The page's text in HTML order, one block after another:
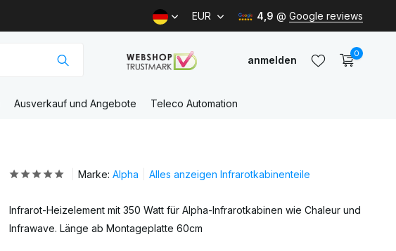
EUR 4,9 @ Google reviews
anmelden
anlegen
0
Ausverkauf und Angebote Teleco Automation
Marke: Alpha Alles anzeigen Infrarotkabinenteile
Infrarot-Heizelement mit 350 Watt für Alpha-Infrarotkabinen wie Chaleur und
Infrawave. Länge ab Montageplatte 60cm